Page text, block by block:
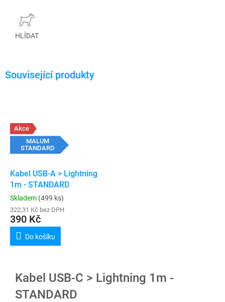
HLÍDAT
Akce
MALUM
STANDARD
Kabel USB-A > Lightning
1m - STANDARD
Skladem (499 ks)
322,31 Kč bez DPH
390 Kč
Do košíku
Kabel USB-C > Lightning 1m -
STANDARD